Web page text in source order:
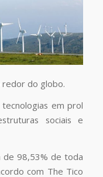
do globo.
em prol
sociais e
de 98,53% de toda
com The Tico